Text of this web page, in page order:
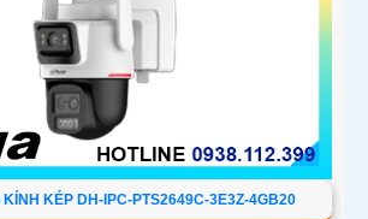
KÉP DH-IPC-PTS2649C-3E3Z-4GB20